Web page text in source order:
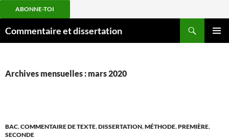
ABONNE-TOI
auCommentaire et dissertation
Archives mensuelles : mars 2020
BAC,COMMENTAIRE DE TEXTE,DISSERTATION,MÉTHODE,PREMIÈRE,
SECONDE